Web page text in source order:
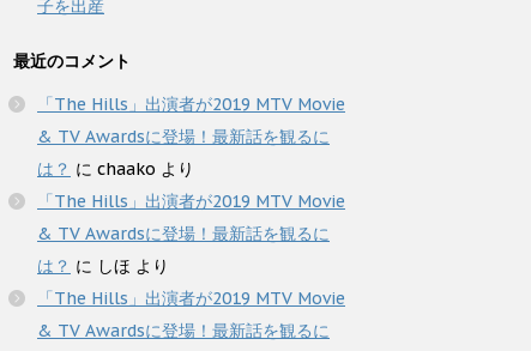
子を出産
最近のコメント
「The Hills」出演者が2019 MTV Movie
& TV Awardsに登場！最新話を観るに
は？ に chaako より
「The Hills」出演者が2019 MTV Movie
& TV Awardsに登場！最新話を観るに
は？ に しほ より
「The Hills」出演者が2019 MTV Movie
& TV Awardsに登場！最新話を観るに